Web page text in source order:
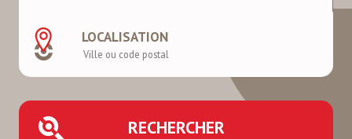
LOCALISATION
RECHERCHER